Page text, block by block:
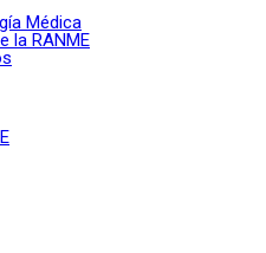
Médica
la RANME